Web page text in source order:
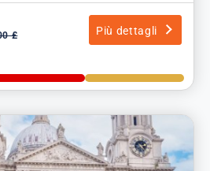
£ Più dettagli